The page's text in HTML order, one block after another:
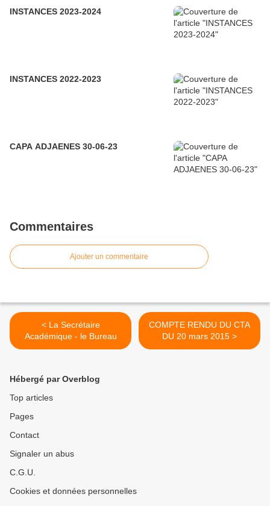
INSTANCES 2023-2024
INSTANCES 2022-2023
CAPA ADJAENES 30-06-23
Commentaires
Ajouter un commentaire
< La Secrétaire
Académique - le Bureau
COMPTE RENDU DU CTA
DU 20 mars 2015 >
Hébergé par Overblog
Top articles
Pages
Contact
Signaler un abus
C.G.U.
Cookies et données personnelles